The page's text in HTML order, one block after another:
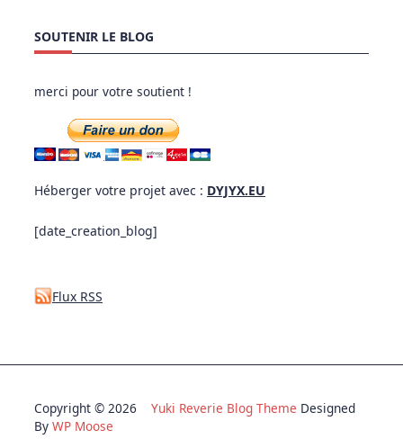
SOUTENIR LE BLOG
merci pour votre soutient !
Héberger votre projet avec : DYJYX.EU
[date_creation_blog]
Flux RSS
Copyright © 2026 Yuki Reverie Blog Theme Designed
By WP Moose